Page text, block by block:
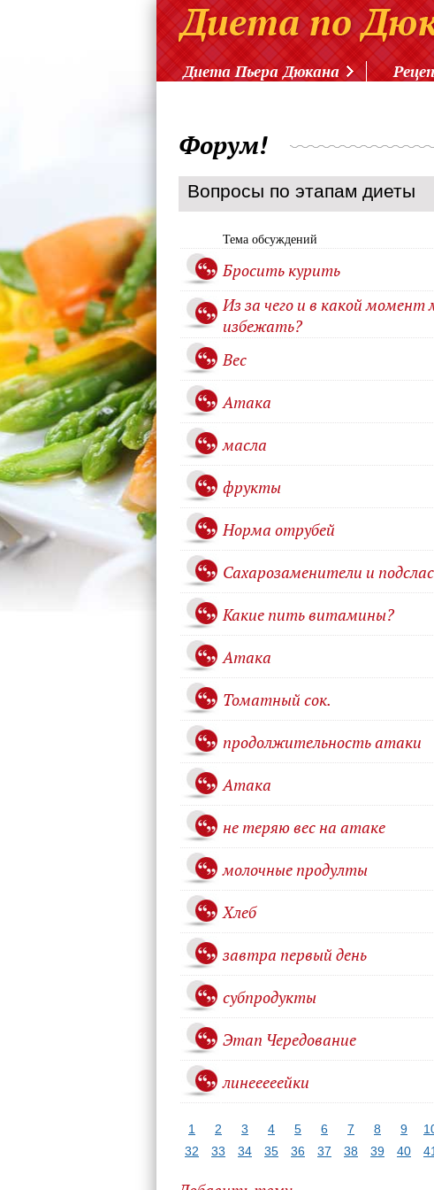
Диета Пьера Дюкана
Форум!
Вопросы по этапам диеты
Тема обсуждений
Бросить курить
Из за чего и в какой
избежать?
Вес
Атака
масла
фрукты
Норма отрубей
Сахарозаменители и
Какие пить витамины?
Атака
Томатный сок.
продолжительность атаки
Атака
не теряю вес на атаке
молочные продулты
Хлеб
завтра первый день
субпродукты
Этап Чередование
линееееейки
1 2 3 4 5 6 7 8 9
32
33 34 35 36 37 38 39 40 41